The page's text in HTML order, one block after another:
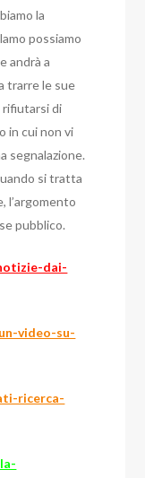
la
possiamo
andrà a
trarre le sue
rifiutarsi di
in cui non vi
segnalazione.
si tratta
l’argomento
pubblico.
dai-
video-su-
ricerca-